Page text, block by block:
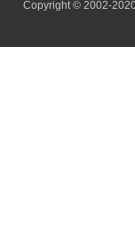
Copyright © 2002-